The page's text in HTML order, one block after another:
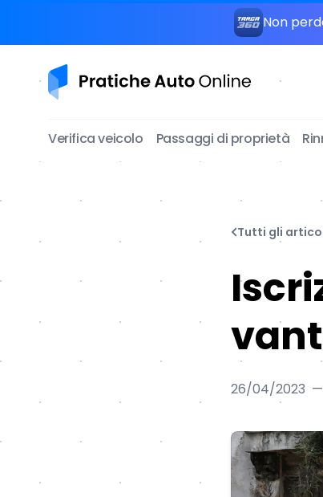
Non
Pratiche Auto Online
Verifica veicolo Passaggi di proprietà
Tutti gli
26/04/2023 —